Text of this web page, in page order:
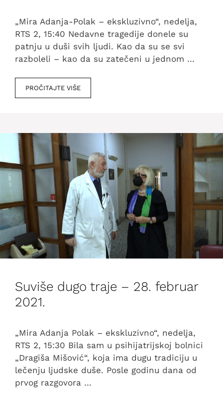
„Mira Adanja-Polak – ekskluzivno“, nedelja,
RTS 2, 15:40 Nedavne tragedije donele su
patnju u duši svih ljudi. Kao da su se svi
razboleli – kao da su zatečeni u jednom …
PROČITAJTE VIŠE
Suviše dugo traje – 28. februar
2021.
„Mira Adanja Polak – ekskluzivno“, nedelja,
RTS 2, 15:30 Bila sam u psihijatrijskoj bolnici
„Dragiša Mišović“, koja ima dugu tradiciju u
lečenju ljudske duše. Posle godinu dana od
prvog razgovora …